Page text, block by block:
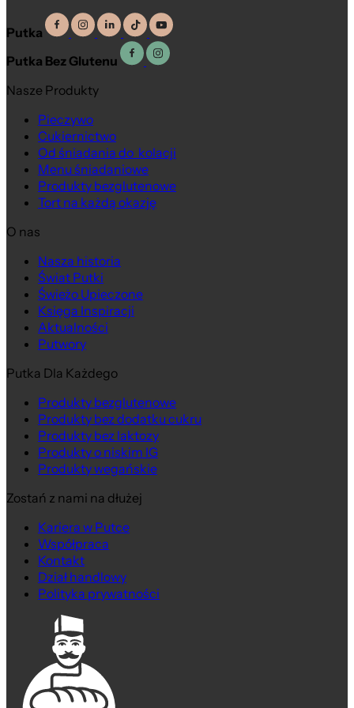
Putka
Putka Bez Glutenu
Nasze Produkty
Pieczywo
Cukiernictwo
Od śniadania do kolacji
Menu śniadaniowe
Produkty bezglutenowe
Tort na każdą okazję
O nas
Nasza historia
Świat Putki
Świeżo Upieczone
Księga Inspiracji
Aktualności
Putwory
Putka Dla Każdego
Produkty bezglutenowe
Produkty bez dodatku cukru
Produkty bez laktozy
Produkty o niskim IG
Produkty wegańskie
Zostań z nami na dłużej
Kariera w Putce
Współpraca
Kontakt
Dział handlowy
Polityka prywatności